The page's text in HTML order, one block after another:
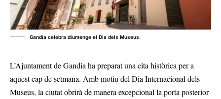
Gandia celebra diumenge el Dia dels Museus.
L’Ajuntament de Gandia ha preparat una cita històrica per a
aquest cap de setmana. Amb motiu del Dia Internacional dels
Museus, la ciutat obrirà de manera excepcional la porta posterior